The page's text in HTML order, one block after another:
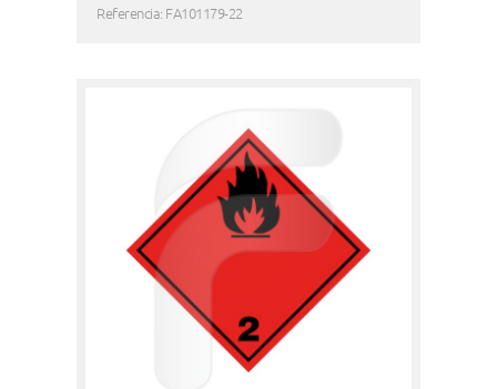
Referencia: FA101179-22